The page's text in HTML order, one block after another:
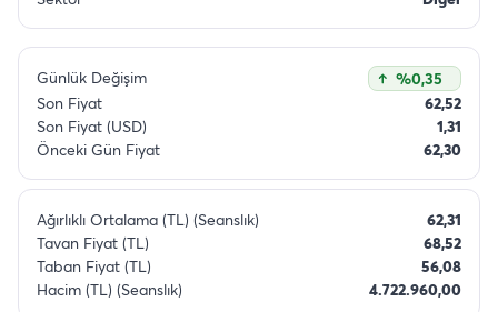
Günlük Değişim
%0,35
Son Fiyat
62,52
Son Fiyat (USD)
1,31
Önceki Gün Fiyat
62,30
Ağırlıklı Ortalama (TL) (Seanslık)
62,31
Tavan Fiyat (TL)
68,52
Taban Fiyat (TL)
56,08
Hacim (TL) (Seanslık)
4.722.960,00